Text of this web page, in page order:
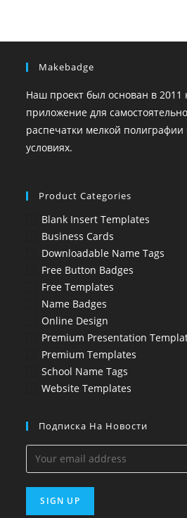
Makebadge
Наш проект был основан в 2011
приложение для
распечатки мелкой
условиях.
Product Categories
Blank Insert Templates
Business Cards
Downloadable Name Tags
Free Button Badges
Free Templates
Name Badges
Online Design
Premium Presentation
Premium Templates
School Name Tags
Website Templates
Подписка На Новости